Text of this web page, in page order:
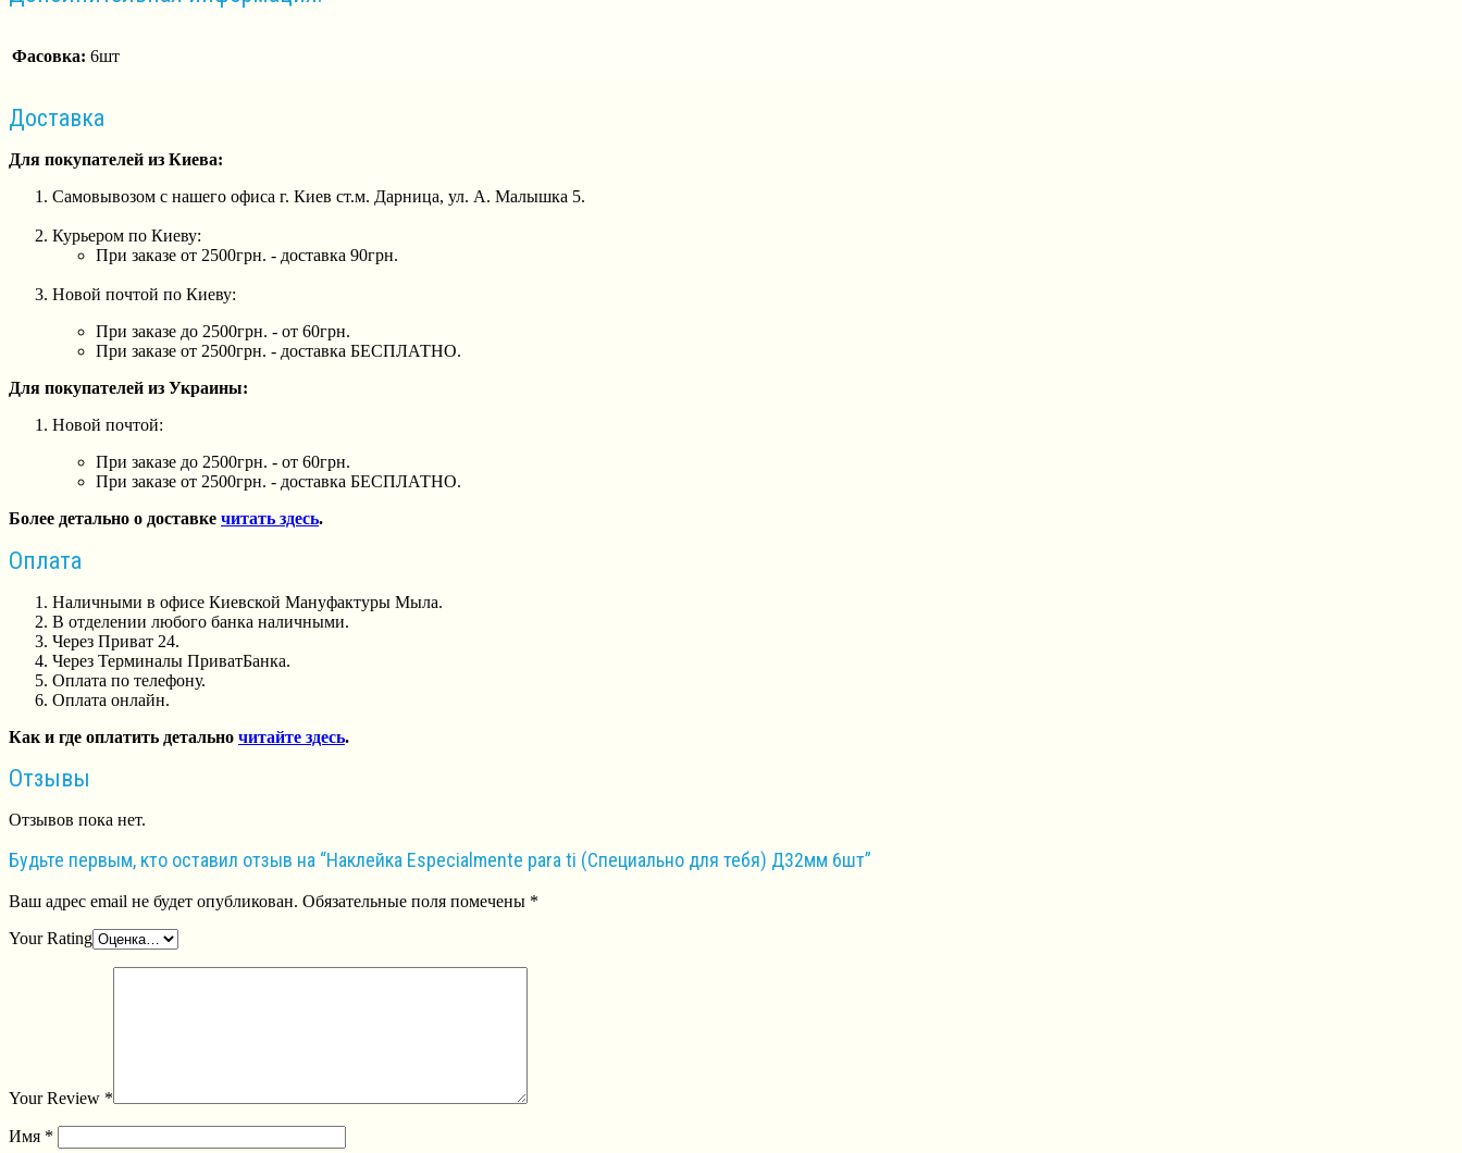
Фасовка: 6шт
Доставка
Для покупателей из Киева:
Самовывозом с нашего офиса г. Киев ст.м. Дарница, ул. А. Малышка 5.
Курьером по Киеву:
При заказе от 2500грн. - доставка 90грн.
Новой почтой по Киеву:
При заказе до 2500грн. - от 60грн.
При заказе от 2500грн. - доставка БЕСПЛАТНО.
Для покупателей из Украины:
Новой почтой:
При заказе до 2500грн. - от 60грн.
При заказе от 2500грн. - доставка БЕСПЛАТНО.
Более детально о доставке читать здесь.
Оплата
Наличными в офисе Киевской Мануфактуры Мыла.
В отделении любого банка наличными.
Через Приват 24.
Через Терминалы ПриватБанка.
Оплата по телефону.
Оплата онлайн.
Как и где оплатить детально читайте здесь.
Отзывы
Отзывов пока нет.
Будьте первым, кто оставил отзыв на “Наклейка Especialmente para ti (Специально для тебя) Д32мм 6шт”
Ваш адрес email не будет опубликован. Обязательные поля помечены *
Your Rating
Your Review *
Имя *